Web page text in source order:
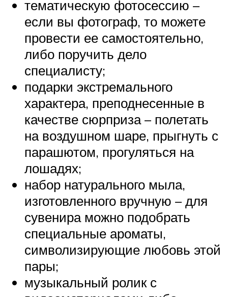
тематическую фотосессию –
если вы фотограф, то можете
провести ее самостоятельно,
либо поручить дело
специалисту;
подарки экстремального
характера, преподнесенные в
качестве сюрприза – полетать
на воздушном шаре, прыгнуть с
парашютом, прогуляться на
лошадях;
набор натурального мыла,
изготовленного вручную – для
сувенира можно подобрать
специальные ароматы,
символизирующие любовь этой
пары;
музыкальный ролик с